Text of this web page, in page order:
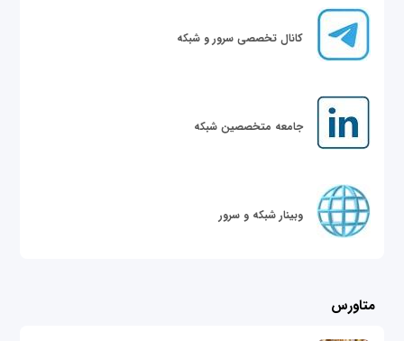
کانال تخصصی سرور و شبکه
جامعه متخصصین شبکه
وبینار شبکه و سرور
متاورس